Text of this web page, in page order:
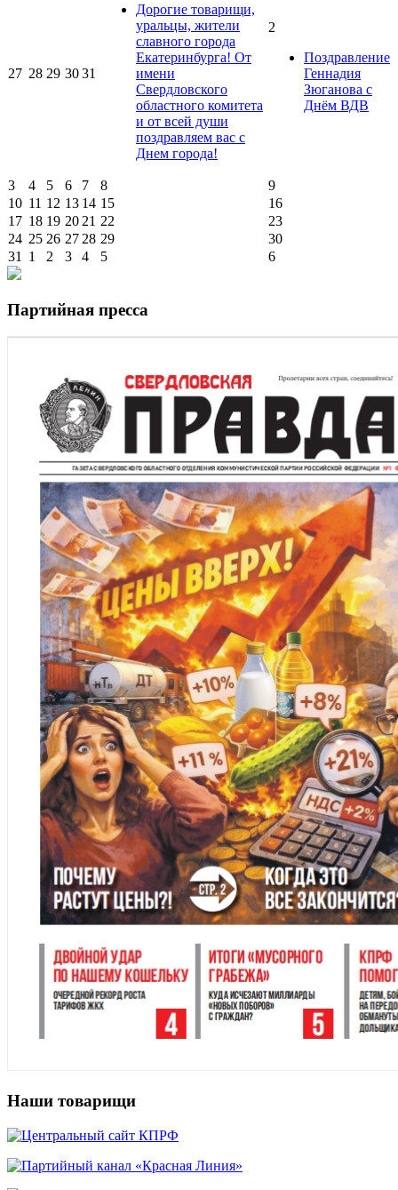
27 28 29 3031
Дорогие товарищи,
уральцы, жители
славного города
Екатеринбурга! От
имени
Свердловского
областного комитета
и от всей души
поздравляем вас с
Днем города!
2
Поздравление
Геннадия
Зюганова с
Днём ВДВ
3 4 5 6 7 8
9
10 11 12 13 14 15
16
17 18 19 20 21 22
23
24 25 26 27 28 29
30
31
1 2 3 4 5 6
Партийная пресса
Наши товарищи